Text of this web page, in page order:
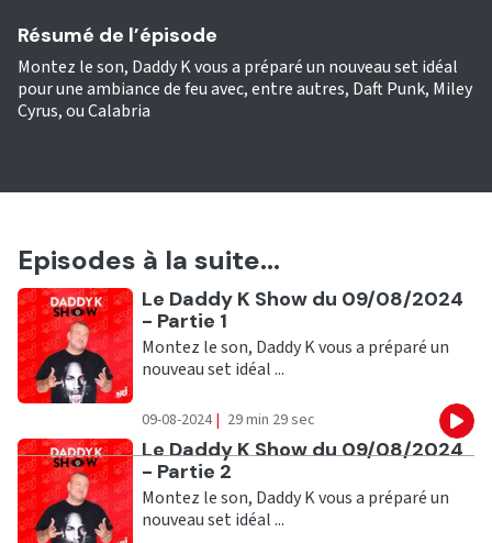
Résumé de l’épisode
Montez le son, Daddy K vous a préparé un nouveau set idéal
pour une ambiance de feu avec, entre autres, Daft Punk, Miley
Cyrus, ou Calabria
Episodes à la suite...
Ecouter
Le Daddy K Show du 09/08/2024
- Partie 1
Montez le son, Daddy K vous a préparé un
nouveau set idéal ...
09-08-2024 | 29 min 29 sec
Ecouter
Le Daddy K Show du 09/08/2024
- Partie 2
Montez le son, Daddy K vous a préparé un
nouveau set idéal ...